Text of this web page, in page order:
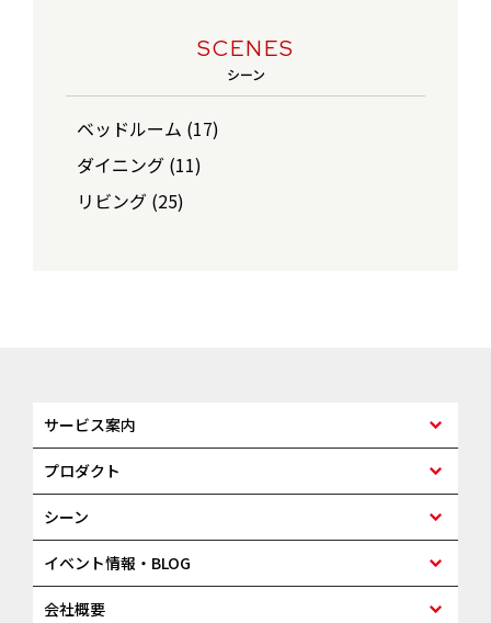
SCENES
シーン
ベッドルーム (17)
ダイニング (11)
リビング (25)
サービス案内
プロダクト
シーン
イベント情報・BLOG
会社概要